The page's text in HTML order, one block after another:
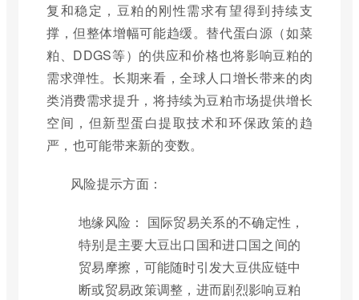
复和稳定，豆粕的刚性需求有望得到持续支
撑，但整体增幅可能趋缓。替代蛋白源（如菜
粕、DDGS等）的供应和价格也将影响豆粕的
需求弹性。长期来看，全球人口增长带来的肉
类消费需求提升，将持续为豆粕市场提供增长
空间，但新型蛋白提取技术和环保政策的趋
严，也可能带来新的变数。
风险提示方面：
地缘风险： 国际贸易关系的不确定性，
特别是主要大豆出口国和进口国之间的
贸易摩擦，可能随时引发大豆供应链中
断或贸易政策调整，进而剧烈影响豆粕